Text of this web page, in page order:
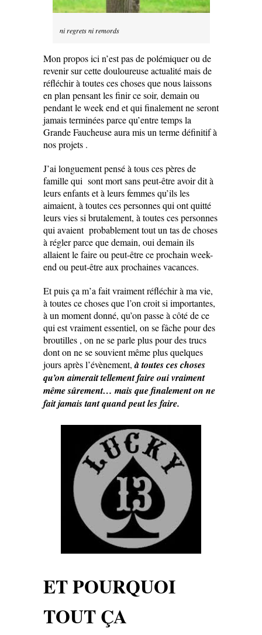
ni regrets ni remords
Mon propos ici n’est pas de polémiquer ou de
revenir sur cette douloureuse actualité mais de
réfléchir à toutes ces choses que nous laissons
en plan pensant les finir ce soir, demain ou
pendant le week end et qui finalement ne seront
jamais terminées parce qu’entre temps la
Grande Faucheuse aura mis un terme définitif à
nos projets .
J’ai longuement pensé à tous ces pères de
famille qui sont mort sans peut-être avoir dit à
leurs enfants et à leurs femmes qu’ils les
aimaient, à toutes ces personnes qui ont quitté
leurs vies si brutalement, à toutes ces personnes
qui avaient probablement tout un tas de choses
à régler parce que demain, oui demain ils
allaient le faire ou peut-être ce prochain week-
end ou peut-être aux prochaines vacances.
Et puis ça m’a fait vraiment réfléchir à ma vie,
à toutes ce choses que l’on croit si importantes,
à un moment donné, qu’on passe à côté de ce
qui est vraiment essentiel, on se fâche pour des
broutilles , on ne se parle plus pour des trucs
dont on ne se souvient même plus quelques
jours après l’évènement,à toutes ces choses
qu’on aimerait tellement faire oui vraiment
même sûrement… mais que finalement on ne
fait jamais tant quand peut les faire.
ET POURQUOI
TOUT ÇA